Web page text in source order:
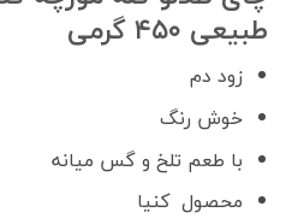
طبیعی ۴۵۰ گرمی
زود دم
خوش رنگ
با طعم تلخ و گس میانه
محصول کنیا